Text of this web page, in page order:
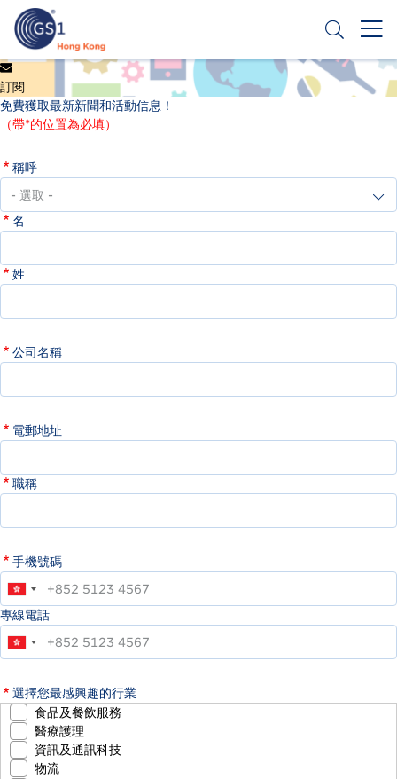
內
容
Header
Top
Second
Menu
申請條碼
訂閱
免費獲取最新新聞和活動信息！
（帶*的位置為必填）
稱呼
名
姓
公司名稱
電郵地址
職稱
手機號碼
專線電話
選擇您最感興趣的行業
食品及餐飲服務
醫療護理
資訊及通訊科技
物流